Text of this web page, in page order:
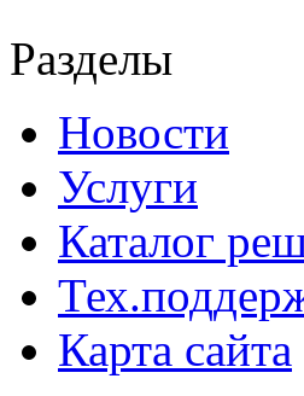
Разделы
Новости
Услуги
Каталог
Карта сайта